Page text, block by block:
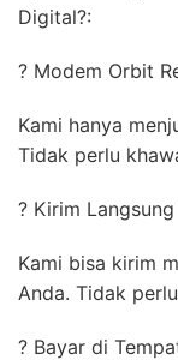
Digital?:
? Modem Orbit
Kami hanya
Tidak perlu
? Kirim
Kami bisa kirim
Anda. Tidak
? Bayar di